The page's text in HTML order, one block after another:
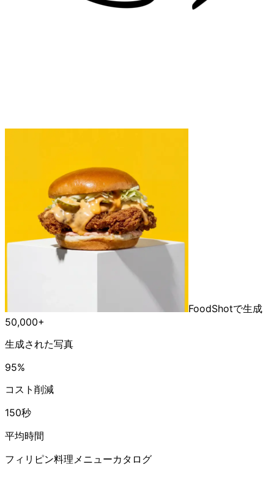
FoodShotで生成
50,000+
生成された写真
95%
コスト削減
150秒
平均時間
フィリピン料理メニューカタログ